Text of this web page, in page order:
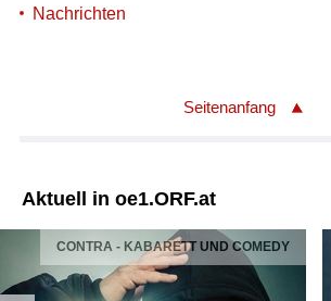
Nachrichten
Seitenanfang
Aktuell in oe1.ORF.at
CONTRA - KABARETT UND COMEDY